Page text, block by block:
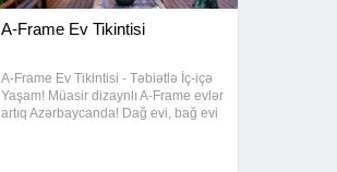
A-Frame Ev Tikintisi
A-Frame Ev Tikintisi - Təbiətlə İç-içə
Yaşam! Müasir dizaynlı A-Frame evlər
artıq Azərbaycanda! Dağ evi, bağ evi